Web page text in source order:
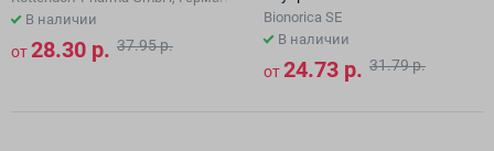
В наличии
от28.30 р. 37.95 р.
Bionorica SE
В наличии
от24.73 р. 31.79 р.